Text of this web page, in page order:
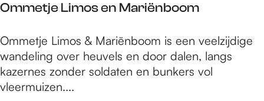
g
o
u
t
e
o
w
a
r
c
Ommetje Limos en Mariënboom
O
m
m
e
Ommetje Limos & Mariënboom is een veelzijdige
wandeling over heuvels en door dalen, langs
kazernes zonder soldaten en bunkers vol
vleermuizen....